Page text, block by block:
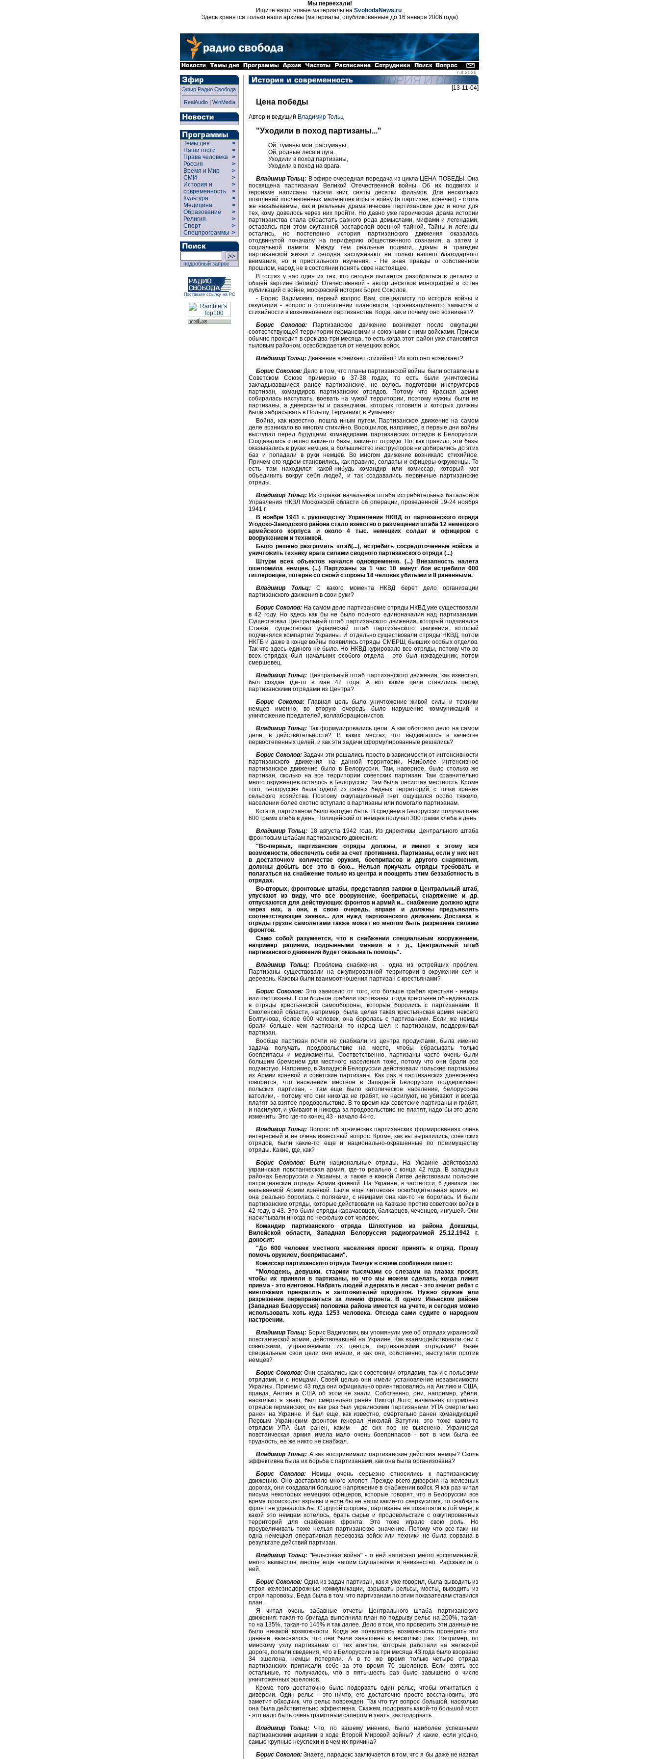
Мы переехали!
Ищите наши новые материалы на SvobodaNews.ru.
Здесь хранятся только наши архивы (материалы, опубликованные до 16 января 2006 года)
7.8.2026
Эфир Радио Свобода
RealAudio| WinMedia
Темы дня
>
Наши гости
>
Права человека >
Россия
>
Время и Мир
>
СМИ
>
История и
современность
>
>
Культура
>
Медицина
>
Образование
>
Религия
>
Спорт
>
Спецпрограммы >
подробный запрос
Поставьте ссылку на РС
[13-11-04]
Цена победы
Автор и ведущий Владимир Тольц
"Уходили в поход партизаны..."
Ой, туманы мои, растуманы,
Ой, родные леса и луга.
Уходили в поход партизаны,
Уходили в поход на врага.
Владимир Тольц: В эфире очередная передача из цикла ЦЕНА ПОБЕДЫ. Она
посвящена партизанам Великой Отечественной войны. Об их подвигах и
героизме написаны тысячи книг, сняты десятки фильмов. Для нескольких
поколений послевоенных мальчишек игры в войну (и партизан, конечно) - столь
же незабываемы, как и реальные драматические партизанские дни и ночи для
тех, кому довелось через них пройти. Но давно уже героическая драма истории
партизанства стала обрастать разного рода домыслами, мифами и легендами,
оставаясь при этом окутанной застарелой военной тайной. Тайны и легенды
остались, но постепенно история партизанского движения оказалась
отодвинутой поначалу на периферию общественного сознания, а затем и
социальной памяти. Между тем реальные подвиги, драмы и трагедии
партизанской жизни и сегодня заслуживают не только нашего благодарного
внимания, но и пристального изучения. - Не зная правды о собственном
прошлом, народ не в состоянии понять свое настоящее.
В гостях у нас один из тех, кто сегодня пытается разобраться в деталях и
общей картине Великой Отечественной - автор десятков монографий и сотен
публикаций о войне, московский историк Борис Соколов.
- Борис Вадимович, первый вопрос Вам, специалисту по истории войны и
оккупации - вопрос о соотношении плановости, организационного замысла и
стихийности в возникновении партизанства. Когда, как и почему оно возникает?
Борис Соколов:Партизанское движение возникает после оккупации
соответствующей территории германскими и союзными с ними войсками. Причем
обычно проходит в срок два-три месяца, то есть когда этот район уже становится
тыловым районом, освобождается от немецких войск.
Владимир Тольц: Движение возникает стихийно? Из кого оно возникает?
Борис Соколов: Дело в том, что планы партизанской войны были оставлены в
Советском Союзе примерно в 37-38 годах, то есть были уничтожены
закладывавшиеся ранее партизанские, не велось подготовки инструкторов
партизан, командиров партизанских отрядов. Потому что Красная армия
собиралась наступать, воевать на чужой территории, поэтому нужны были не
партизаны, а диверсанты и разведчики, которых готовили и которых должны
были забрасывать в Польшу, Германию, в Румынию.
Война, как известно, пошла иным путем. Партизанское движение на самом
деле возникало во многом стихийно. Ворошилов, например, в первые дни войны
выступал перед будущими командирами партизанских отрядов в Белоруссии.
Создавались спешно какие-то базы, какие-то отряды. Но, как правило, эти базы
оказывались в руках немцев, а большинство инструкторов не добирались до этих
баз и попадали в руки немцев. Во многом движение возникало стихийное.
Причем его ядром становились, как правило, солдаты и офицеры-окруженцы. То
есть там находился какой-нибудь командир или комиссар, который мог
объединить вокруг себя людей, и так создавались первичные партизанские
отряды.
Владимир Тольц: Из справки начальника штаба истребительных батальонов
Управления НКВЛ Московской области об операции, проведенной 19-24 ноября
1941 г.
В ноябре 1941 г. руководству Управления НКВД от партизанского отряда
Угодско-Заводского района стало известно о размещении штаба 12 немецкого
армейского корпуса и около 4 тыс. немецких солдат и офицеров с
вооружением и техникой.
Было решено разгромить штаб(...), истребить сосредоточенные войска и
уничтожить технику врага силами сводного партизанского отряда (...)
Штурм всех объектов начался одновременно. (...) Внезапность налета
ошеломила немцев. (...) Партизаны за 1 час 10 минут боя истребили 600
гитлеровцев, потеряв со своей стороны 18 человек убитыми и 8 раненными.
Владимир Тольц:С какого момента НКВД берет дело организации
партизанского движения в свои руки?
Борис Соколов: На самом деле партизанские отряды НКВД уже существовали
в 42 году. Но здесь как бы не было полного единоначалия над партизанами.
Существовал Центральный штаб партизанского движения, который подчинялся
Ставке, существовал украинский штаб партизанского движения, который
подчинялся компартии Украины. И отдельно существовали отряды НКВД, потом
НКГБ и даже в конце войны появились отряды СМЕРШ, бывших особых отделов.
Так что здесь единого не было. Но НКВД курировало все отряды, потому что во
всех отрядах был начальник особого отдела - это был нэквэдешник, потом
смершевец.
Владимир Тольц: Центральный штаб партизанского движения, как известно,
был создан где-то в мае 42 года. А вот какие цели ставились перед
партизанскими отрядами из Центра?
Борис Соколов:Главная цель было уничтожение живой силы и техники
немцев именно, во вторую очередь было нарушение коммуникаций и
уничтожение предателей, коллаборационистов.
Владимир Тольц: Так формулировались цели. А как обстояло дело на самом
деле, в действительности? В каких местах, что выдвигалось в качестве
первостепенных целей, и как эти задачи сформулированные решались?
Борис Соколов: Задачи эти решались просто в зависимости от интенсивности
партизанского движения на данной территории. Наиболее интенсивное
партизанское движение было в Белоруссии. Там, наверное, было столько же
партизан, сколько на все территории советских партизан. Там сравнительно
много окруженцев осталось в Белоруссии. Там была лесистая местность. Кроме
того, Белоруссия была одной из самых бедных территорий, с точки зрения
сельского хозяйства. Поэтому оккупационный гнет ощущался особо тяжело,
населении более охотно вступало в партизаны или помогало партизанам.
Кстати, партизаном было выгодно быть. В среднем в Белоруссии получал паек
600 грамм хлеба в день. Полицейский от немцев получал 300 грамм хлеба в день.
Владимир Тольц: 18 августа 1942 года. Из директивы Центрального штаба
фронтовым штабам партизанского движения:
"Во-первых, партизанские отряды должны, и имеют к этому все
возможности, обеспечить себя за счет противника. Партизаны, если у них нет
в достаточном количестве оружия, боеприпасов и другого снаряжения,
должны добыть все это в бою... Нельзя приучать отряды требовать и
полагаться на снабжение только из центра и поощрять этим беззаботность в
отрядах.
Во-вторых, фронтовые штабы, представляя заявки в Центральный штаб,
упускают из виду, что все вооружение, боеприпасы, снаряжение и др.
отпускаются для действующих фронтов и армий и... снабжение должно идти
через них, а они, в свою очередь, вправе и должны предъявлять
соответствующие заявки... для нужд партизанского движения. Доставка в
отряды грузов самолетами также может во многом быть разрешена силами
фронтов.
Само собой разумеется, что в снабжении специальным вооружением,
например рациями, подрывными минами и т д., Центральный штаб
партизанского движения будет оказывать помощь".
Владимир Тольц: Проблема снабжения - одна из острейших проблем.
Партизаны существовали на оккупированной территории в окружении сел и
деревень. Каковы были взаимоотношения партизан с крестьянами?
Борис Соколов:Это зависело от того, кто больше грабил крестьян - немцы
или партизаны. Если больше грабили партизаны, тогда крестьяне объединялись
в отряды крестьянской самообороны, которые боролись с партизанами. В
Смоленской области, например, была целая такая крестьянская армия некоего
Болтунова, более 600 человек, она боролась с партизанами. Если же немцы
брали больше, чем партизаны, то народ шел к партизанам, поддерживал
партизан.
Вообще партизан почти не снабжали из центра продуктами, была именно
задача получать продовольствие на месте, чтобы сбрасывать только
боеприпасы и медикаменты. Соответственно, партизаны часто очень были
большим бременем для местного населения тоже, потому что они брали все
подчистую. Например, в Западной Белоруссии действовали польские партизаны
из Армии краевой и советские партизаны. Как раз в партизанских донесениях
говорится, что население местное в Западной Белоруссии поддерживает
польских партизан, - там еще было католическое население, белорусские
католики, - потому что они никогда не грабят, не насилуют, не убивают и всегда
платят за взятое продовольствие. В то время как советские партизаны и грабят,
и насилуют, и убивают и никогда за продовольствие не платят, надо бы это дело
изменить. Это где-то конец 43 - начало 44-го.
Владимир Тольц: Вопрос об этнических партизанских формированиях очень
интересный и не очень известный вопрос. Кроме, как вы выразились, советских
отрядов, были какие-то еще и национально-окрашенные по преимуществу
отряды. Какие, где, как?
Борис Соколов: Были национальные отряды. На Украине действовала
украинская повстанческая армия, где-то реально с конца 42 года. В западных
районах Белоруссии и Украины, а также в южной Литве действовали польские
патрицианские отряды Армии краевой. На Украине, в частности, 6 дивизия так
называемой Армии краевой. Была еще литовская освободительная армия, но
она реально боролась с поляками, с немцами она как-то не боролась. И были
партизанские отряды, которые действовали на Кавказе против советских войск в
42 году, в 43. Это были отряды карачаевцев, балкарцев, чеченцев, ингушей. Они
насчитывали иногда по несколько сот человек.
Командир партизанского отряда Шляхтунов из района Докшицы,
Вилейской области, Западная Белоруссия радиограммой 25.12.1942 г.
доносит:
"До 600 человек местного населения просит принять в отряд. Прошу
помочь оружием, боеприпасами".
Комиссар партизанского отряда Тимчук в своем сообщении пишет:
"Молодежь, девушки, старики тысячами со слезами на глазах просят,
чтобы их приняли в партизаны, но что мы можем сделать, когда лимит
приема - это винтовки. Набрать людей и держать в лесах - это значит ребят с
винтовками превратить в заготовителей продуктов. Нужно оружие или
разрешение переправиться за линию фронта. В одном Ивьеском районе
(Западная Белоруссия) половина района имеется на учете, и сегодня можно
использовать хоть куда 1253 человека. Отсюда сами судите о народном
настроении.
Владимир Тольц: Борис Вадимович, вы упомянули уже об отрядах украинской
повстанческой армии, действовавшей на Украине. Как взаимодействовали они с
советскими, управляемыми из центра, партизанскими отрядами? Какие
специальные свои цели они имели, и как они, собственно, выступали против
немцев?
Борис Соколов:Они сражались как с советскими отрядами, так и с польскими
отрядами, и с немцами. Своей целью они имели установление независимости
Украины. Причем с 43 года они официально ориентировались на Англию и США,
правда, Англия и США об этом не знали. Собственно, они, например, убили,
насколько я знаю, был смертельно ранен Виктор Лотс, начальник штурмовых
отрядов германских, он как раз был украинскими партизанами УПА смертельно
ранен на Украине. И был еще, как известно, смертельно ранен командующий
Первым Украинским фронтом генерал Николай Ватутин, это тоже каким-то
отрядом УПА был ранен, каким - до сих пор не выяснено. Украинская
повстанческая армия имела мало очень боеприпасов - вот в чем была ее
трудность, ее же никто не снабжал.
Владимир Тольц: А как воспринимали партизанские действия немцы? Сколь
эффективна была их борьба с партизанами, как она была организована?
Борис Соколов: Немцы очень серьезно относились к партизанскому
движению. Оно доставляло много хлопот. Прежде всего диверсии на железных
дорогах, они создавали большое напряжение в снабжении войск. Я как раз читал
письма некоторых немецких офицеров, которые говорят, что в Белоруссии все
время происходят взрывы и если бы не наши какие-то сверхусилия, то снабжать
фронт не удавалось бы. С другой стороны, партизаны не позволяли в той мере, в
какой это немцам хотелось, брать сырье и продовольствие с оккупированных
территорий для снабжения фронта. Это тоже играло свою роль. Но
преувеличивать тоже нельзя партизанское значение. Потому что все-таки ни
одна немецкая оперативная перевозка войск или техники не была сорвана в
результате действий партизан.
Владимир Тольц: "Рельсовая война" - о ней написано много воспоминаний,
много вымыслов, многое еще нашим слушателям и неизвестно. Расскажите о
ней.
Борис Соколов: Одна из задач партизан, как я уже говорил, была выводить из
строя железнодорожные коммуникации, взрывать рельсы, мосты, выводить из
строя паровозы. Беда была в том, что партизанам по этим показателям ставился
план.
Я читал очень забавные отчеты Центрального штаба партизанского
движения: такая-то бригада выполнила план по подрыву рельс на 200%, такая-
то на 135%, такая-то 145% и так далее. Дело в том, что проверить эти данные не
было никакой возможности. Когда же появлялась возможность проверить эти
данные, выяснялось, что они были завышены в несколько раз. Например, по
минскому узлу партизанам от тех агентов, которые работали на железной
дороге, попали сведения, что в Белоруссии за три месяца 43 года было взорвано
34 эшелона, немцы потеряли. А в то же время только четыре отряда
партизанских приписали себе за это время 70 эшелонов. Если взять все
остальные, то получалось, что в пять-шесть раз было завышено о числе
уничтоженных эшелонов.
Кроме того достаточно было подорвать один рельс, чтобы отчитаться о
диверсии. Один рельс - это ничто, его достаточно просто восстановить, это
заметит обходчик, что рельс поврежден. Так что тут вопрос большой, насколько
она была действительно эффективна. Скажем, подорвать какой-то большой мост
- это надо быть очень грамотным сапером и знать, как подорвать.
Владимир Тольц:Что, по вашему мнению, было наиболее успешными
партизанскими акциями в ходе Второй Мировой войны? И какие, если угодно,
самые крупные неуспехи и в чем их причина?
Борис Соколов: Знаете, парадокс заключается в том, что я бы даже не назвал